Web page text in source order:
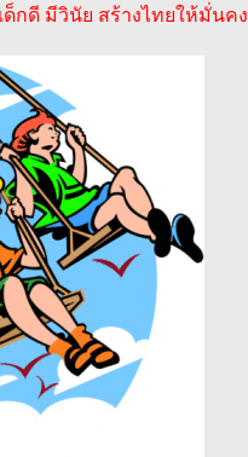
กดี มีวินัย สร้างไทยให้มั่นคง